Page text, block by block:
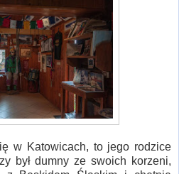
w Katowicach, to jego rodzice
był dumny ze swoich korzeni,